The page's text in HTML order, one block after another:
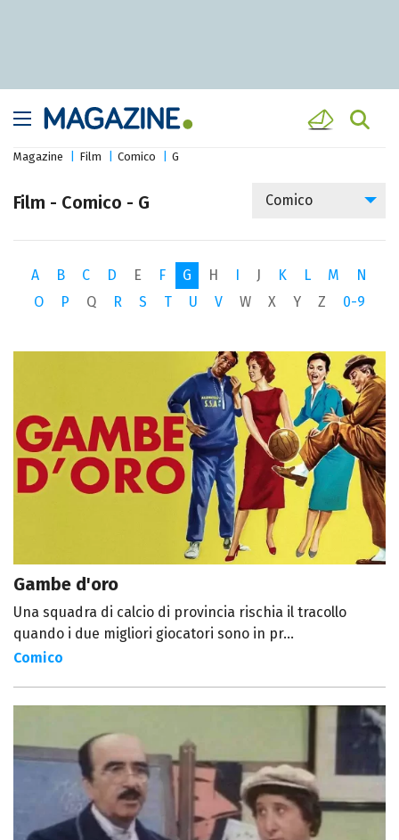
Magazine Film Comico G
Film - Comico - G Comico
A B C D E F G H J K L M
N
O
P Q R S T U V W X Y Z 0-9
Gambe d'oro
Una squadra di calcio di provincia rischia il tracollo
quando i due migliori giocatori sono in pr...
Comico